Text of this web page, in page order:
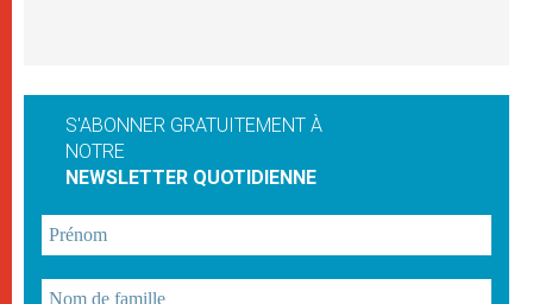
S'ABONNER GRATUITEMENT À
NOTRE
NEWSLETTER QUOTIDIENNE